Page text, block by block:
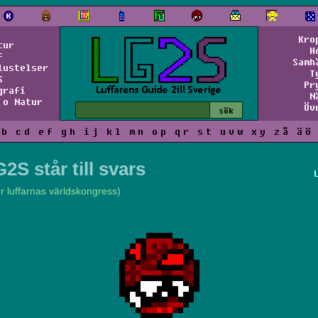
Natur
b c d e f g h i j k l m n o p q r s t u v w x y z å ä ö
står till svars
luffarnas världskongress)